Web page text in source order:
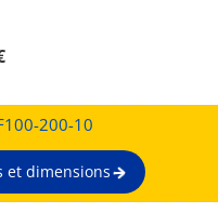
200-10
et dimensions